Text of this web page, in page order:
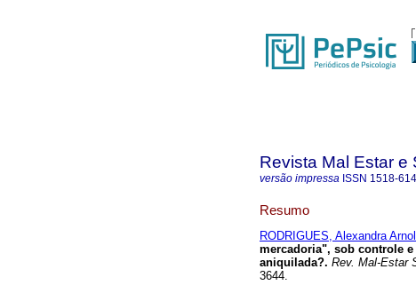
Revista Mal Estar e
versão impressa ISSN 1518-
Resumo
RODRIGUES, Alexandra
mercadoria", sob controle
aniquilada?. Rev. Mal-Estar
3644.